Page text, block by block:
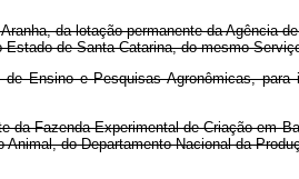
da lotação permanente da Agência
de Santa Catarina, do mesmo
Ensino e Pesquisas Agronômicas,
Fazenda Experimental de Criação em
do Departamento Nacional da